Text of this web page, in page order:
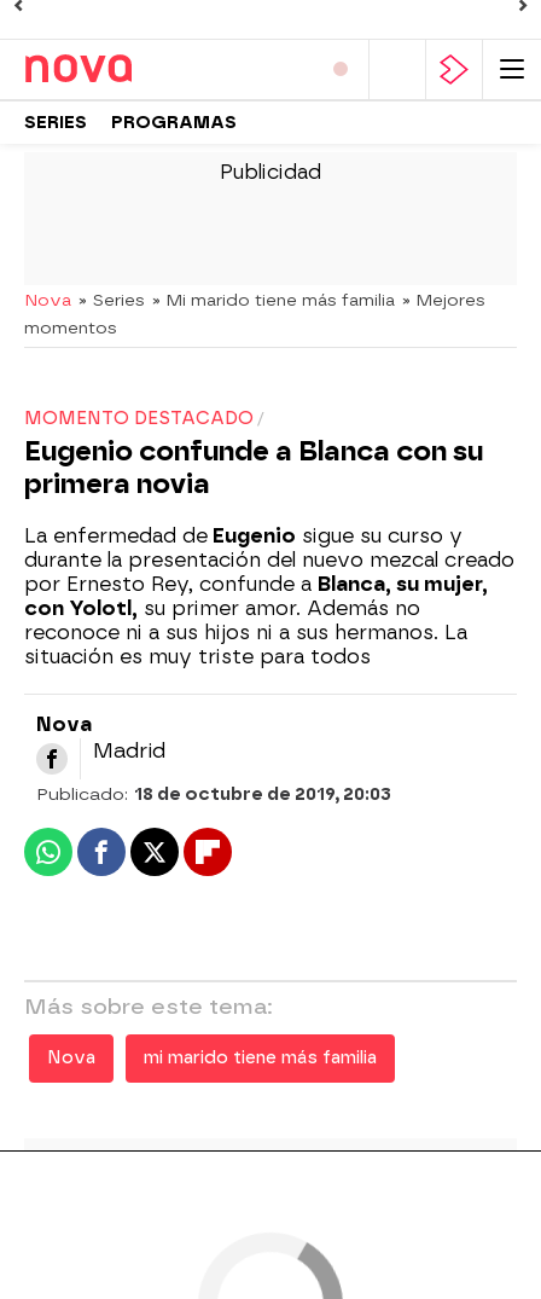
SERIES PROGRAMAS
Nova » Series » Mi marido tiene más familia » Mejores
momentos
MOMENTO DESTACADO
Eugenio confunde a Blanca con su
primera novia
La enfermedad de Eugenio sigue su curso y
durante la presentación del nuevo mezcal creado
por Ernesto Rey, confunde a Blanca, su mujer,
con Yolotl, su primer amor. Además no
reconoce ni a sus hijos ni a sus hermanos. La
situación es muy triste para todos
Nova
Madrid
Publicado: 18 de octubre de 2019, 20:03
WhatsappFacebook
X Flipboard
Más sobre este tema:
Nova mi marido tiene más familia